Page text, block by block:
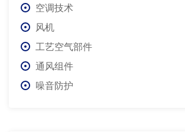
空调技术
风机
工艺空气部件
通风组件
噪音防护